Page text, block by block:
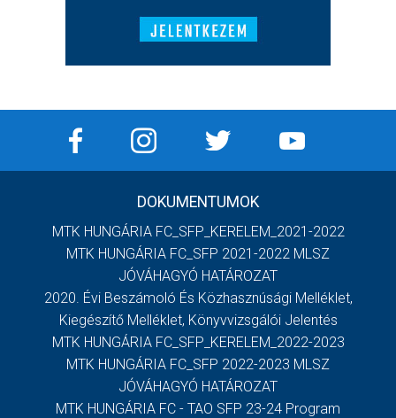
DOKUMENTUMOK
MTK HUNGÁRIA FC_SFP_KERELEM_2021-2022
MTK HUNGÁRIA FC_SFP 2021-2022 MLSZ
JÓVÁHAGYÓ HATÁROZAT
2020. Évi Beszámoló És Közhasznúsági Melléklet,
Kiegészítő Melléklet, Könyvvizsgálói Jelentés
MTK HUNGÁRIA FC_SFP_KERELEM_2022-2023
MTK HUNGÁRIA FC_SFP 2022-2023 MLSZ
JÓVÁHAGYÓ HATÁROZAT
MTK HUNGÁRIA FC - TAO SFP 23-24 Program